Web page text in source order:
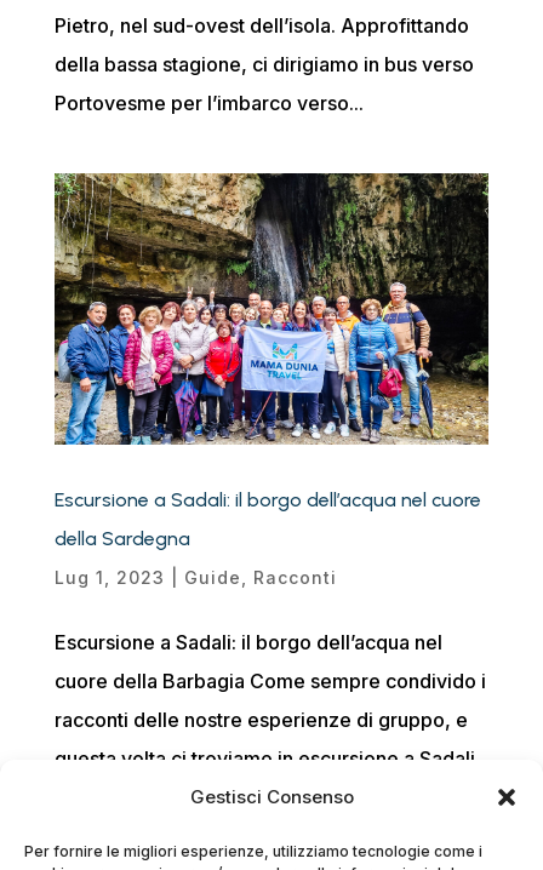
Gestisci Consenso
Per fornire le migliori esperienze, utilizziamo tecnologie come i
Pietro, nel sud-ovest dell’isola. Approfittando
della bassa stagione, ci dirigiamo in bus verso
Portovesme per l’imbarco verso...
Escursione a Sadali: il borgo dell’acqua nel cuore
della Sardegna
Lug 1, 2023 Guide Racconti
Escursione a Sadali: il borgo dell’acqua nel
cuore della Barbagia Come sempre condivido i
racconti delle nostre esperienze di gruppo, e
questa volta ci troviamo in escursione a Sadali,
il celebre borgo dell’acqua nel cuore della